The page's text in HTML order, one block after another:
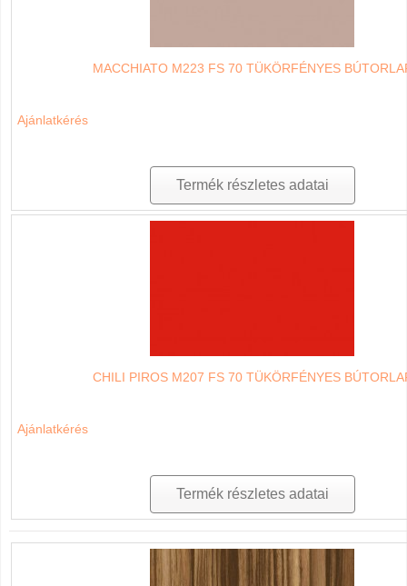
MACCHIATO M223 FS 70 TÜKÖRFÉNYES
Ajánlatkérés
Termék részletes adatai
CHILI PIROS M207 FS 70 TÜKÖRFÉNYES
Ajánlatkérés
Termék részletes adatai